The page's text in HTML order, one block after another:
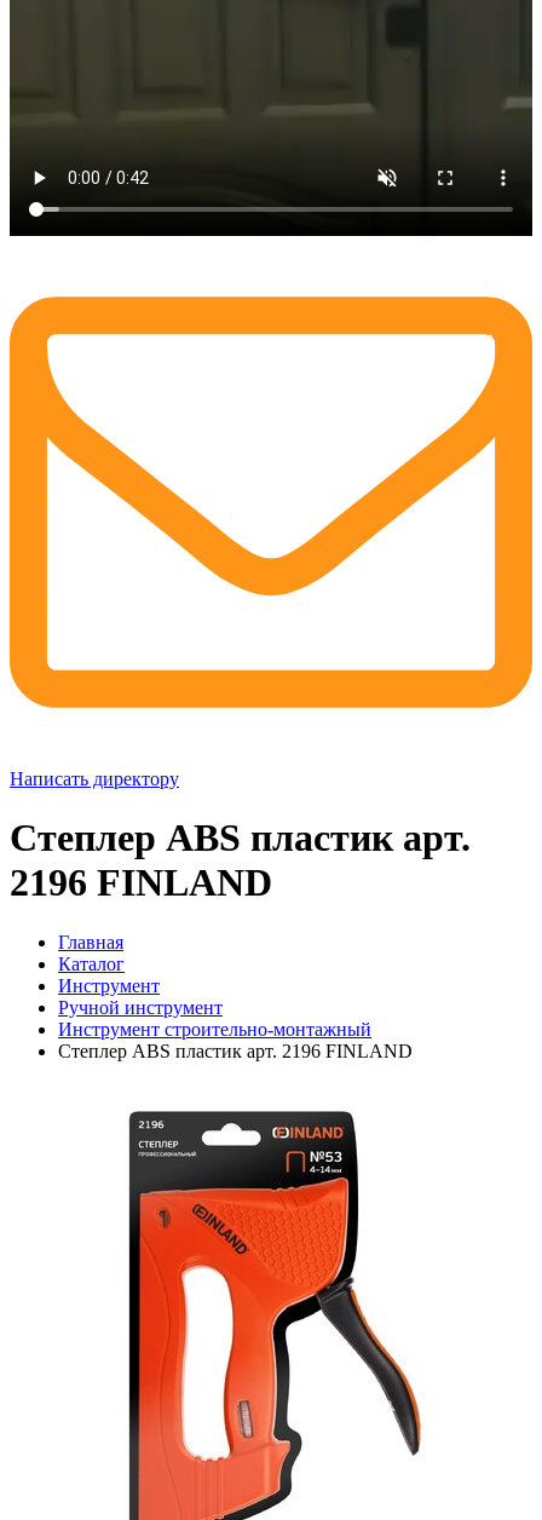
Написать директору
Степлер ABS пластик арт.
2196 FINLAND
Главная
Каталог
Инструмент
Ручной инструмент
Инструмент строительно-монтажный
Степлер ABS пластик арт. 2196 FINLAND